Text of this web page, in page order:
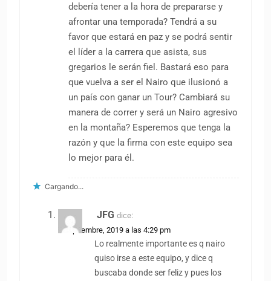
debería tener a la hora de prepararse y
afrontar una temporada? Tendrá a su
favor que estará en paz y se podrá sentir
el líder a la carrera que asista, sus
gregarios le serán fiel. Bastará eso para
que vuelva a ser el Nairo que ilusionó a
un país con ganar un Tour? Cambiará su
manera de correr y será un Nairo agresivo
en la montaña? Esperemos que tenga la
razón y que la firma con este equipo sea
lo mejor para él.
Cargando...
JFG dice:
2 septiembre, 2019 a las 4:29 pm
Lo realmente importante es q nairo
quiso irse a este equipo, y dice q
buscaba donde ser feliz y pues los